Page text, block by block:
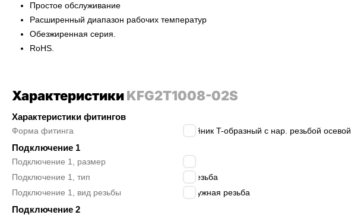
Простое обслуживание
Расширенный диапазон рабочих температур
Обезжиренная серия.
RoHS.
ХарактеристикиKFG2T1008-02S
Характеристики фитингов
Форма фитинга тройник T-образный с нар. резьбой осевой
Подключение 1
Подключение 1, размер
Подключение 1, тип
R резьба
Подключение 1, вид резьбы
наружная резьба
Подключение 2